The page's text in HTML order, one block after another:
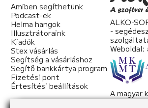
Amiben segíthetünk
Podcast-ek
Helma hangok
Illusztrátoraink
Kiadók
Stex vásárlás
Segítség a vásárláshoz
Segítő bankkártya program
Fizetési pont
Értesítési beállítások
ALKO-
-
Weboldal:
A magyar
termék